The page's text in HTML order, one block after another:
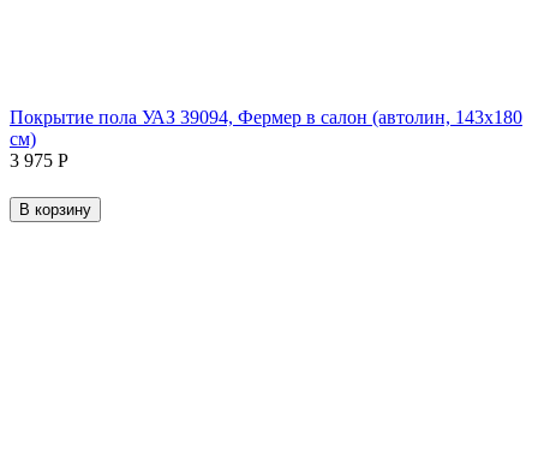
Покрытие пола УАЗ 39094, Фермер в салон (автолин, 143х180
см)
3 975 Р
В корзину